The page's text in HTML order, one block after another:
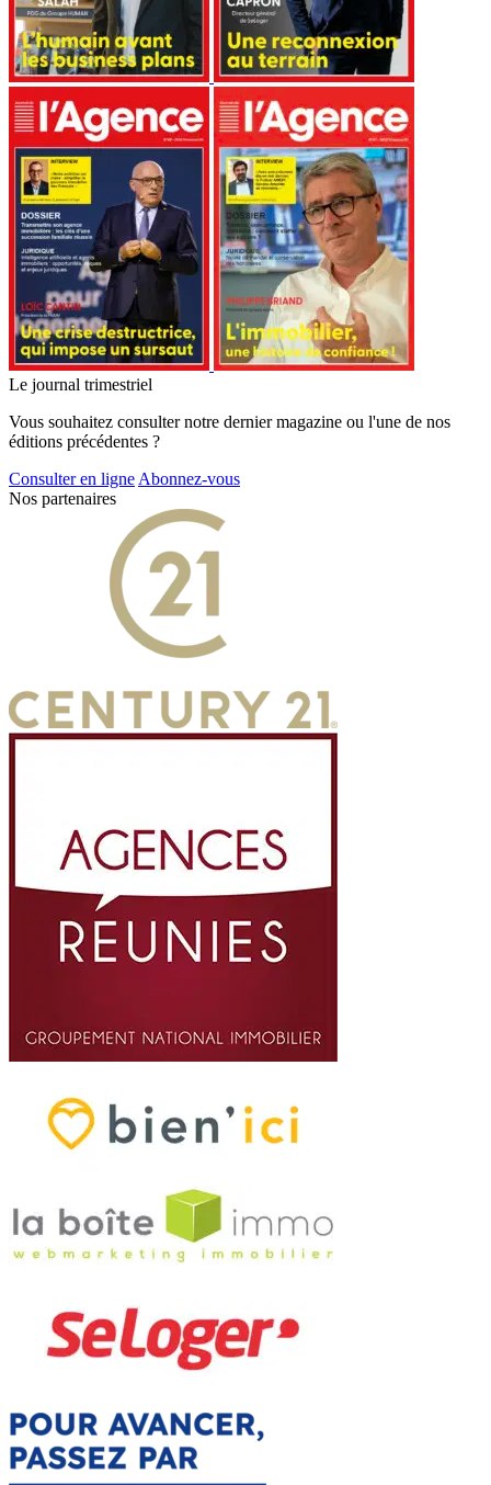
Le journal trimestriel
Vous souhaitez consulter notre dernier magazine ou l'une de nos
éditions précédentes ?
Consulter en ligne Abonnez-vous
Nos partenaires